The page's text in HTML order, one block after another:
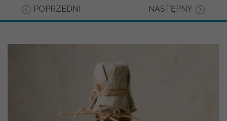
POPRZEDNI NASTĘPNY